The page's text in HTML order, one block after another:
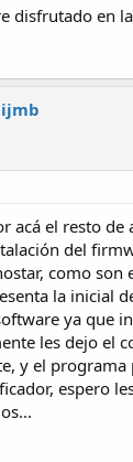
disfrutado en
acá el resto de
del
como
la inicial
ya que
les dejo el
y el programa
espero